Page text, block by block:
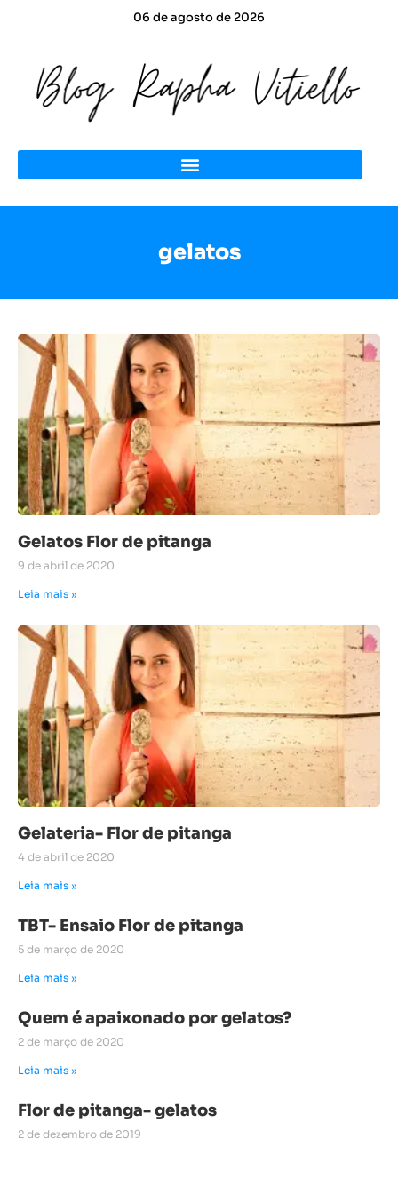
06 de agosto de 2026
gelatos
Gelatos Flor de pitanga
9 de abril de 2020
Leia mais »
Gelateria- Flor de pitanga
4 de abril de 2020
Leia mais »
TBT- Ensaio Flor de pitanga
5 de março de 2020
Leia mais »
Quem é apaixonado por gelatos?
2 de março de 2020
Leia mais »
Flor de pitanga- gelatos
2 de dezembro de 2019